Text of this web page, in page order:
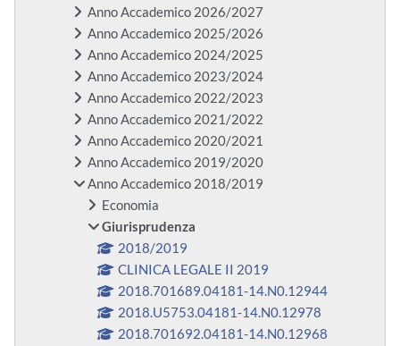
Anno Accademico 2026/2027
Anno Accademico 2025/2026
Anno Accademico 2024/2025
Anno Accademico 2023/2024
Anno Accademico 2022/2023
Anno Accademico 2021/2022
Anno Accademico 2020/2021
Anno Accademico 2019/2020
Anno Accademico 2018/2019
Economia
Giurisprudenza
2018/2019
CLINICA LEGALE II 2019
2018.701689.04181-14.N0.12944
2018.U5753.04181-14.N0.12978
2018.701692.04181-14.N0.12968